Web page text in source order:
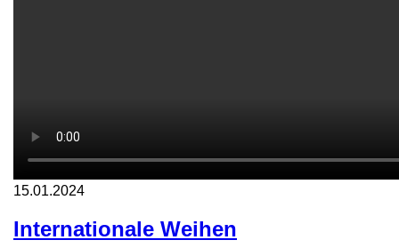
15.01.2024
Internationale Weihen